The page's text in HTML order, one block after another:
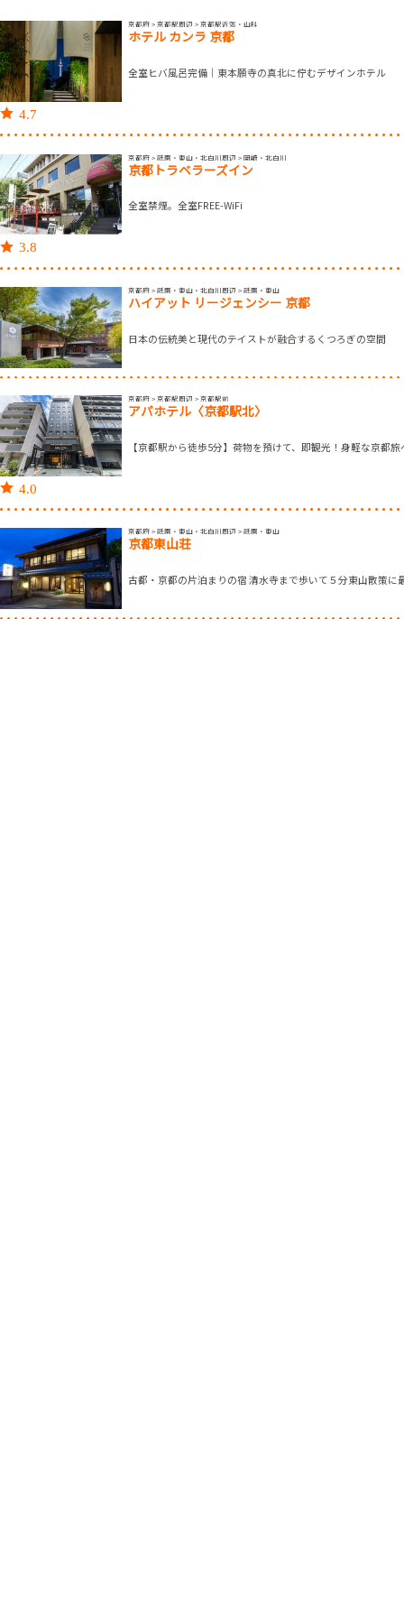
4.7
京都府 > 京都駅周辺 > 京都駅近郊・山科
ホテル カンラ 京都
全室ヒバ風呂完備｜東本願寺の真北に佇むデザインホテル
3.8
京都府 > 祇園・東山・北白川周辺 > 岡崎・北白川
京都トラベラーズイン
全室禁煙。全室FREE-WiFi
京都府 > 祇園・東山・北白川周辺 > 祇園・東山
ハイアット リージェンシー 京都
日本の伝統美と現代のテイストが融合するくつろぎの空間
4.0
京都府 > 京都駅周辺 > 京都駅前
アパホテル〈京都駅北〉
【京都駅から徒歩5分】荷物を預けて、即観光！身軽な京都旅
京都府 > 祇園・東山・北白川周辺 > 祇園・東山
京都東山荘
古都・京都の片泊まりの宿 清水寺まで歩いて５分東山散策に